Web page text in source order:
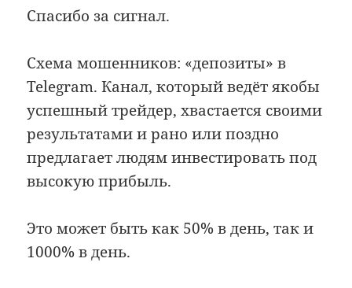
Спасибо за сигнал.
Схема мошенников: «депозиты» в
Telegram. Канал, который ведёт якобы
успешный трейдер, хвастается своими
результатами и рано или поздно
предлагает людям инвестировать под
высокую прибыль.
Это может быть как 50% в день, так и
1000% в день.